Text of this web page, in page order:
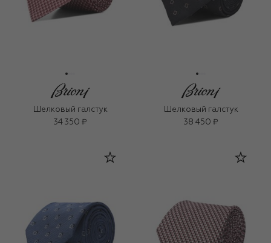
Шелковый галстук
34 350 ₽
Шелковый галстук
38 450 ₽